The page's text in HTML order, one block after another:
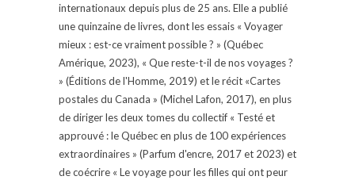
internationaux depuis plus de 25 ans. Elle a publié
une quinzaine de livres, dont les essais « Voyager
mieux : est-ce vraiment possible ? » (Québec
Amérique, 2023), « Que reste-t-il de nos voyages ?
» (Éditions de l'Homme, 2019) et le récit «Cartes
postales du Canada » (Michel Lafon, 2017), en plus
de diriger les deux tomes du collectif « Testé et
approuvé : le Québec en plus de 100 expériences
extraordinaires » (Parfum d'encre, 2017 et 2023) et
de coécrire « Le voyage pour les filles qui ont peur